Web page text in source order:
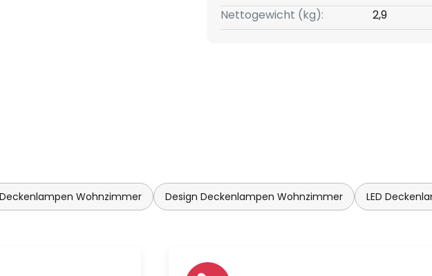
Nettogewicht (kg):
2,9
Wohnzimmer Design Deckenlampen Wohnzimmer LED